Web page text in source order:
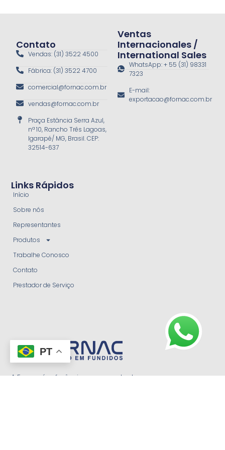
A Fornac é referência no mercado de
Links Rápidos
Início
Sobre nós
Representantes
Produtos
Trabalhe Conosco
Contato
Prestador de Serviço
Contato
Vendas: (31) 3522 4500
Fábrica: (31) 3522 4700
comercial@fornac.com.br
vendas@fornac.com.br
Praça Estância Serra Azul,
nª 10, Rancho Três Lagoas,
Igarapé/ MG, Brasil. CEP:
32514-637
Ventas
Internacionales /
International Sales
WhatsApp: + 55 (31) 98331
7323
E-mail:
exportacao@fornac.com.br
PT